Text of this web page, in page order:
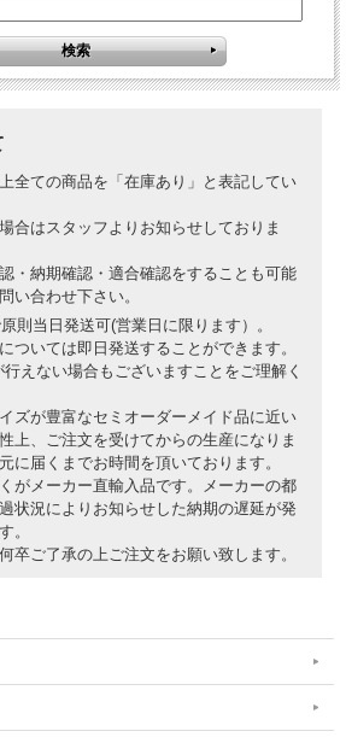
全ての商品を「在庫あり」と表記してい
合はスタッフよりお知らせしておりま
・納期確認・適合確認をすることも可能
い合わせ下さい。
則当日発送可(営業日に限ります）。
ついては即日発送することができます。
行えない場合もございますことをご理解く
ズが豊富なセミオーダーメイド品に近い
上、ご注文を受けてからの生産になりま
に届くまでお時間を頂いております。
がメーカー直輸入品です。メーカーの都
状況によりお知らせした納期の遅延が発
。
卒ご了承の上ご注文をお願い致します。